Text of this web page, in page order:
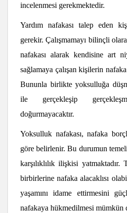
incelenmesi gerekmektedir.
Yardım nafakası talep eden
gerekir. Çalışmamayı bilinçli
nafakası alarak kendisine art
sağlamaya çalışan kişilerin
Bununla birlikte yoksulluğa
ile gerçekleşip
doğurmayacaktır.
Yoksulluk nafakası, nafaka
göre belirlenir. Bu durumun
karşılıklılık ilişkisi yatmaktadır.
birbirlerine nafaka alacaklısı
yaşamını idame ettirmesini
nafakaya hükmedilmesi mümkün